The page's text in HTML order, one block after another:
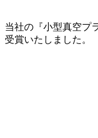
当社の『小型真空プ
受賞いたしました。